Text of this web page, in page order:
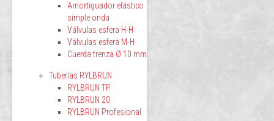
Amortiguador elástico
simple onda
Válvulas esfera H-H
Válvulas esfera M-H
Cuerda trenza Ø 10 mm
Tuberías RYLBRUN
RYLBRUN TP
RYLBRUN 20
RYLBRUN Profesional